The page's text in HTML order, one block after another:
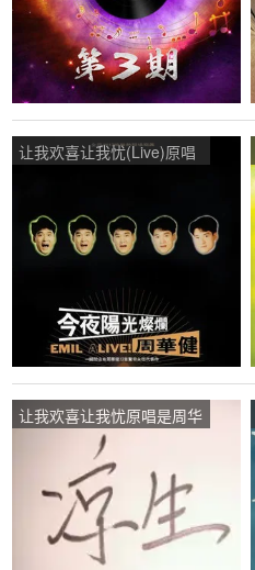
让我欢喜让我忧(Live)原唱
让我欢喜让我忧原唱是周华
健，由a凉～～生翻唱(播